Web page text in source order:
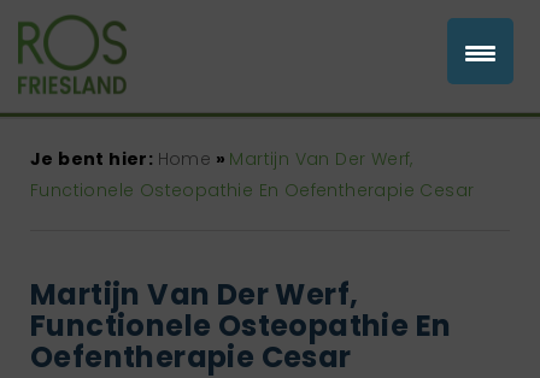
Je bent hier: Home » Martijn Van Der Werf,
Functionele Osteopathie En Oefentherapie Cesar
Martijn Van Der Werf,
Functionele Osteopathie En
Oefentherapie Cesar